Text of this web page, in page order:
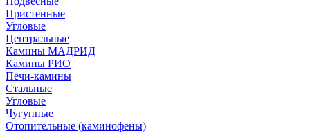
Пристенные
Угловые
Центральные
Камины МАДРИД
Камины РИО
Печи-камины
Стальные
Угловые
Чугунные
Отопительные (каминофены)